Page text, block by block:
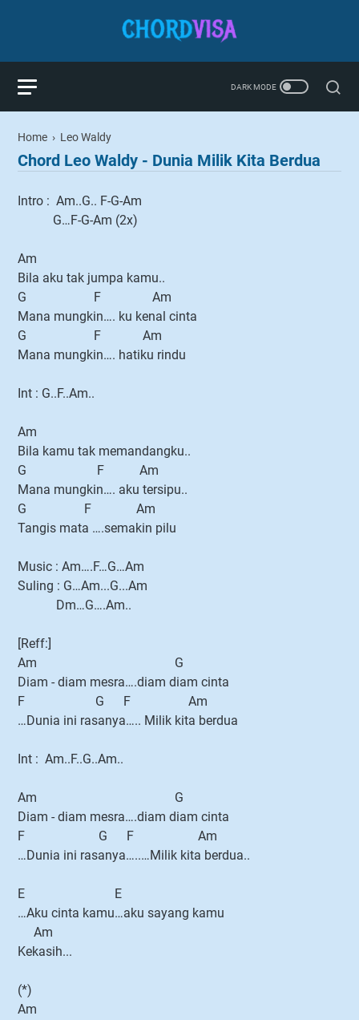
Home › Leo Waldy
Chord Leo Waldy - Dunia Milik Kita Berdua
Intro : Am..G.. F-G-Am
G…F-G-Am (2x)
Am
Bila aku tak jumpa kamu..
G F Am
Mana mungkin…. ku kenal cinta
G F Am
Mana mungkin…. hatiku rindu
Int : G..F..Am..
Am
Bila kamu tak memandangku..
G F Am
Mana mungkin…. aku tersipu..
G F Am
Tangis mata ….semakin pilu
Music : Am….F…G…Am
Suling : G…Am...G...Am
Dm…G….Am..
[Reff:]
Am G
Diam - diam mesra….diam diam cinta
F G F Am
…Dunia ini rasanya….. Milik kita berdua
Int : Am..F..G..Am..
Am G
Diam - diam mesra….diam diam cinta
F G F Am
…Dunia ini rasanya…..…Milik kita berdua..
E E
…Aku cinta kamu…aku sayang kamu
Am
Kekasih...
(*)
Am